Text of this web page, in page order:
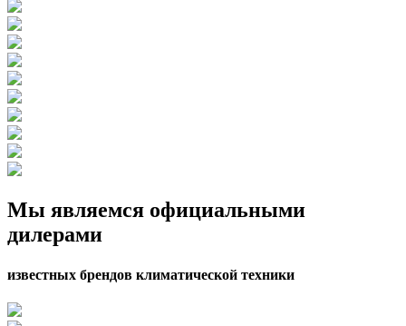
Мы являемся официальными
дилерами
известных брендов климатической техники